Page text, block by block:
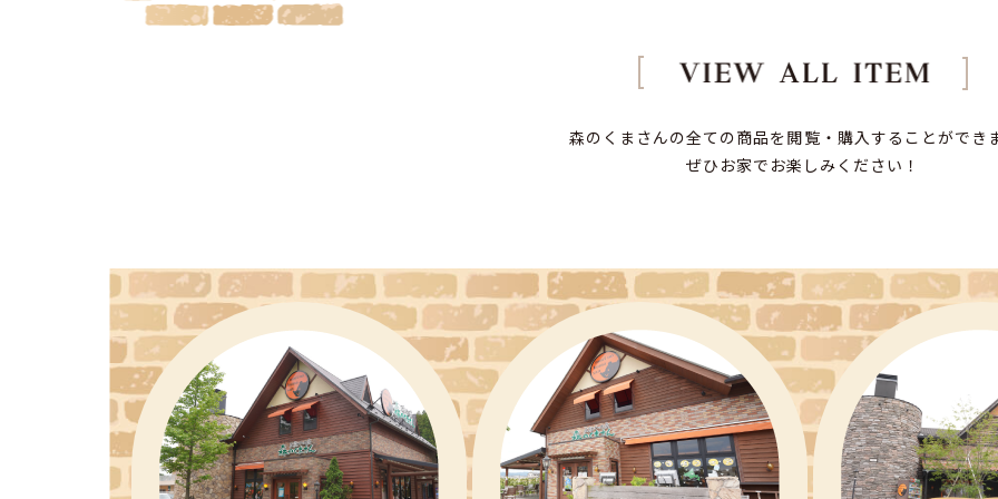
森のくまさんの全ての商品を閲覧・購入することができ
ぜひお家でお楽しみください！